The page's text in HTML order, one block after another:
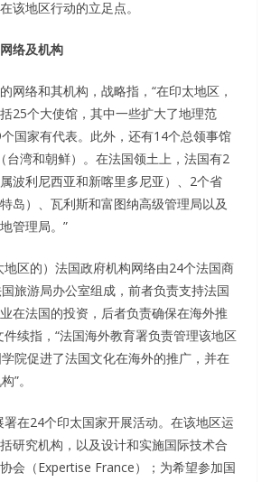
该地区行动的立足点。
络及机构
网络和其机构，战略指，“在印太地区，
25个大使馆，其中一些扩大了地理范
国家有代表。此外，还有14个总领事馆
台湾和朝鲜）。在法国领土上，法国有2
波利尼西亚和新喀里多尼亚）、2个省
特岛）、瓦利斯和富图纳高级管理局以及
管理局。”
地区的）法国政府机构网络由24个法国商
旅游局办公室组成，前者负责支持法国
在法国的投资，后者负责确保在海外推
件续指，“法国海外教育署负责管理该地区
院促进了法国文化在海外的推广，并在
”。
署在24个印太国家开展活动。在该地区运
研究机构，以及设计和实施国际技术合
会（Expertise France）；为希望参加国